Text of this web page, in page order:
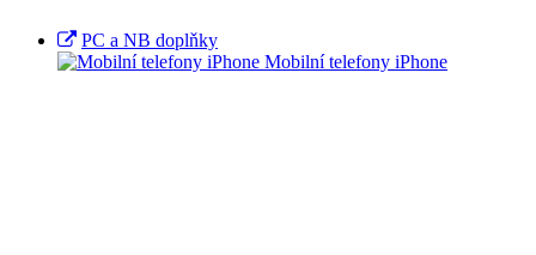
PC a NB doplňky
Mobilní telefony iPhone